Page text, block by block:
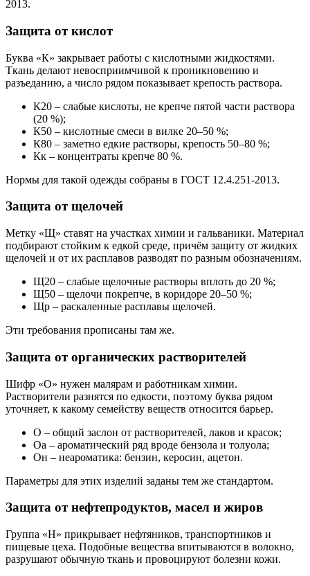
2013.
Защита от кислот
Буква «К» закрывает работы с кислотными жидкостями.
Ткань делают невосприимчивой к проникновению и
разъеданию, а число рядом показывает крепость раствора.
К20 – слабые кислоты, не крепче пятой части раствора
(20 %);
К50 – кислотные смеси в вилке 20–50 %;
К80 – заметно едкие растворы, крепость 50–80 %;
Кк – концентраты крепче 80 %.
Нормы для такой одежды собраны в ГОСТ 12.4.251-2013.
Защита от щелочей
Метку «Щ» ставят на участках химии и гальваники. Материал
подбирают стойким к едкой среде, причём защиту от жидких
щелочей и от их расплавов разводят по разным обозначениям.
Щ20 – слабые щелочные растворы вплоть до 20 %;
Щ50 – щелочи покрепче, в коридоре 20–50 %;
Щр – раскаленные расплавы щелочей.
Эти требования прописаны там же.
Защита от органических растворителей
Шифр «О» нужен малярам и работникам химии.
Растворители разнятся по едкости, поэтому буква рядом
уточняет, к какому семейству веществ относится барьер.
О – общий заслон от растворителей, лаков и красок;
Оа – ароматический ряд вроде бензола и толуола;
Он – неароматика: бензин, керосин, ацетон.
Параметры для этих изделий заданы тем же стандартом.
Защита от нефтепродуктов, масел и жиров
Группа «Н» прикрывает нефтяников, транспортников и
пищевые цеха. Подобные вещества впитываются в волокно,
разрушают обычную ткань и провоцируют болезни кожи.